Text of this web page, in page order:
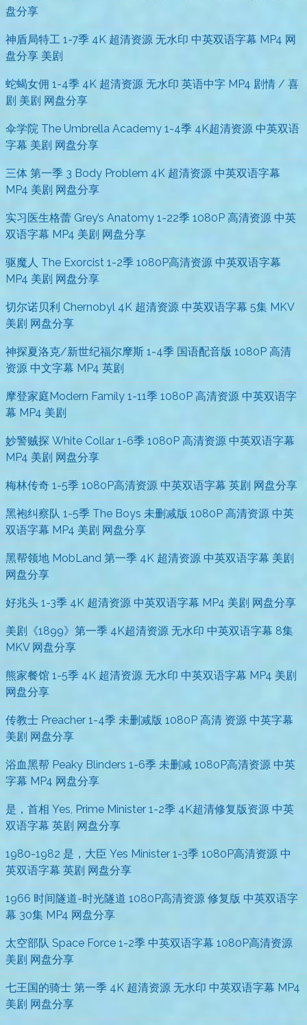
盘分享
神盾局特工 1-7季 4K 超清资源 无水印 中英双语字幕 MP4 网
盘分享 美剧
蛇蝎女佣 1-4季 4K 超清资源 无水印 英语中字 MP4 剧情 / 喜
剧 美剧 网盘分享
伞学院 The Umbrella Academy 1-4季 4K超清资源 中英双语
字幕 美剧 网盘分享
三体 第一季 3 Body Problem 4K 超清资源 中英双语字幕
MP4 美剧 网盘分享
实习医生格蕾 Grey’s Anatomy 1-22季 1080P 高清资源 中英
双语字幕 MP4 美剧 网盘分享
驱魔人 The Exorcist 1-2季 1080P高清资源 中英双语字幕
MP4 美剧 网盘分享
切尔诺贝利 Chernobyl 4K 超清资源 中英双语字幕 5集 MKV
美剧 网盘分享
神探夏洛克/新世纪福尔摩斯 1-4季 国语配音版 1080P 高清
资源 中文字幕 MP4 英剧
摩登家庭Modern Family 1-11季 1080P 高清资源 中英双语字
幕 MP4 美剧
妙警贼探 White Collar 1-6季 1080P 高清资源 中英双语字幕
MP4 美剧 网盘分享
梅林传奇 1-5季 1080P高清资源 中英双语字幕 英剧 网盘分享
黑袍纠察队 1-5季 The Boys 未删减版 1080P 高清资源 中英
双语字幕 MP4 美剧 网盘分享
黑帮领地 MobLand 第一季 4K 超清资源 中英双语字幕 美剧
网盘分享
好兆头 1-3季 4K 超清资源 中英双语字幕 MP4 美剧 网盘分享
美剧《1899》第一季 4K超清资源 无水印 中英双语字幕 8集
MKV 网盘分享
熊家餐馆 1-5季 4K 超清资源 无水印 中英双语字幕 MP4 美剧
网盘分享
传教士 Preacher 1-4季 未删减版 1080P 高清 资源 中英字幕
美剧 网盘分享
浴血黑帮 Peaky Blinders 1-6季 未删减 1080P高清资源 中英
字幕 MP4 网盘分享
是，首相 Yes, Prime Minister 1-2季 4K超清修复版资源 中英
双语字幕 英剧 网盘分享
1980-1982 是，大臣 Yes Minister 1-3季 1080P高清资源 中
英双语字幕 英剧 网盘分享
1966 时间隧道-时光隧道 1080P高清资源 修复版 中英双语字
幕 30集 MP4 网盘分享
太空部队 Space Force 1-2季 中英双语字幕 1080P高清资源
美剧 网盘分享
七王国的骑士 第一季 4K 超清资源 无水印 中英双语字幕 MP4
美剧 网盘分享